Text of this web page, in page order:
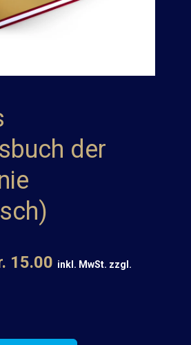
der
15.00 inkl. MwSt. zzgl.